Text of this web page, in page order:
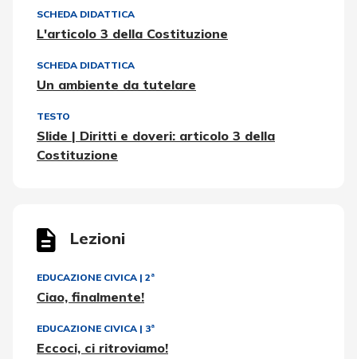
SCHEDA DIDATTICA
L'articolo 3 della Costituzione
SCHEDA DIDATTICA
Un ambiente da tutelare
TESTO
Slide | Diritti e doveri: articolo 3 della
Costituzione
Lezioni
EDUCAZIONE CIVICA | 2ª
Ciao, finalmente!
EDUCAZIONE CIVICA | 3ª
Eccoci, ci ritroviamo!